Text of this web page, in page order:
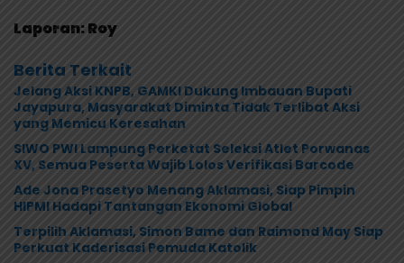
Laporan: Roy
Berita Terkait
Jelang Aksi KNPB, GAMKI Dukung Imbauan Bupati
Jayapura, Masyarakat Diminta Tidak Terlibat Aksi
yang Memicu Keresahan
SIWO PWI Lampung Perketat Seleksi Atlet Porwanas
XV, Semua Peserta Wajib Lolos Verifikasi Barcode
Ade Jona Prasetyo Menang Aklamasi, Siap Pimpin
HIPMI Hadapi Tantangan Ekonomi Global
Terpilih Aklamasi, Simon Bame dan Raimond May Siap
Perkuat Kaderisasi Pemuda Katolik